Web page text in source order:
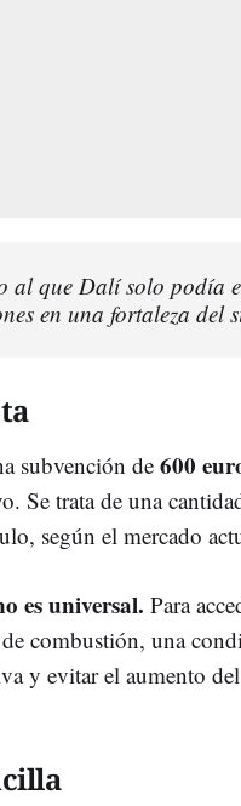
al que Dalí solo podía
en una fortaleza del
subvención de 600
Se trata de una
según el mercado
es universal. Para
combustión, una
y evitar el aumento